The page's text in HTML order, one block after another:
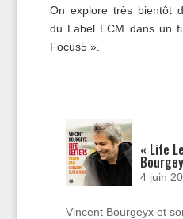
On explore très bientôt
du Label ECM dans un
Focus5 ».
« Life
4 juin
Vincent Bourgeyx et